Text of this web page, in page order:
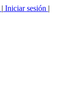
| Iniciar sesión |